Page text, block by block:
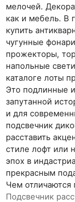
мелочей.
как и мебель. В
купить
чугунные
прожекторы,
напольные
каталоге лоты
Это подлинные
запутанной
и для
подсвечник
расставить
стиле лофт или
эпох в
прекрасным
Чем отличаются
Подсвечник